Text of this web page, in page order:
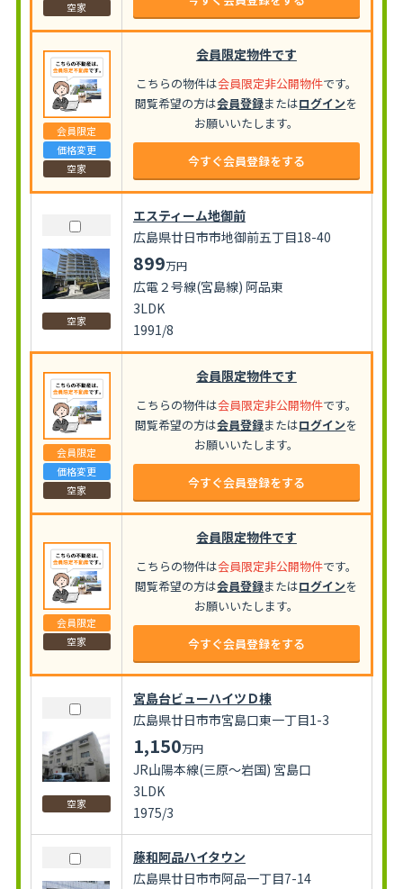
空家
会員限定
価格変更
空家
会員限定物件です
こちらの物件は会員限定非公開物件です。
閲覧希望の方は会員登録またはログインを
お願いいたします。
今すぐ会員登録をする
空家
エスティーム地御前
広島県廿日市市地御前五丁目18-40
899万円
広電２号線(宮島線) 阿品東
3LDK
1991/8
会員限定
価格変更
空家
会員限定物件です
こちらの物件は会員限定非公開物件です。
閲覧希望の方は会員登録またはログインを
お願いいたします。
今すぐ会員登録をする
会員限定
空家
会員限定物件です
こちらの物件は会員限定非公開物件です。
閲覧希望の方は会員登録またはログインを
お願いいたします。
今すぐ会員登録をする
空家
宮島台ビューハイツＤ棟
広島県廿日市市宮島口東一丁目1-3
1,150万円
JR山陽本線(三原～岩国) 宮島口
3LDK
1975/3
藤和阿品ハイタウン
広島県廿日市市阿品一丁目7-14